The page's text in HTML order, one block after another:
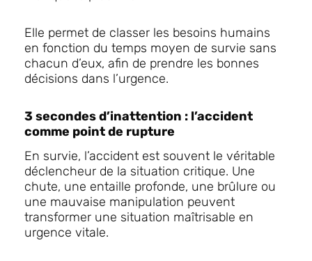
Elle permet de classer les besoins humains
en fonction du temps moyen de survie sans
chacun d’eux, afin de prendre les bonnes
décisions dans l’urgence.
3 secondes d’inattention : l’accident
comme point de rupture
En survie, l’accident est souvent le véritable
déclencheur de la situation critique. Une
chute, une entaille profonde, une brûlure ou
une mauvaise manipulation peuvent
transformer une situation maîtrisable en
urgence vitale.